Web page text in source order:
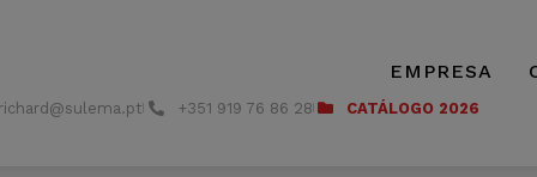
EMPRESA
+351 919 76 86 28 CATÁLOGO 2026